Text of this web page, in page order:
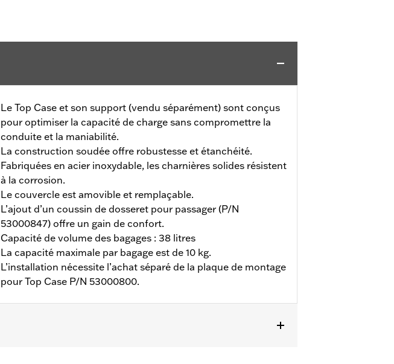
Le Top Case et son support (vendu séparément) sont conçus
pour optimiser la capacité de charge sans compromettre la
conduite et la maniabilité.
La construction soudée offre robustesse et étanchéité.
Fabriquées en acier inoxydable, les charnières solides résistent
à la corrosion.
Le couvercle est amovible et remplaçable.
L’ajout d’un coussin de dosseret pour passager (P/N
53000847) offre un gain de confort.
Capacité de volume des bagages : 38 litres
La capacité maximale par bagage est de 10 kg.
L’installation nécessite l’achat séparé de la plaque de montage
pour Top Case P/N 53000800.